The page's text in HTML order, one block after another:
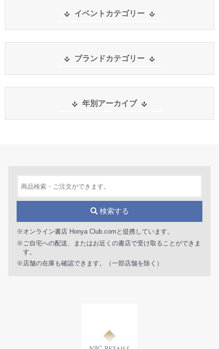
イベントカテゴリー
ブランドカテゴリー
年別アーカイブ
検索する
※オンライン書店 Honya Club.comと提携しています。
※ご自宅への配送、またはお近くの書店で受け取ることができま
す。
※店舗の在庫も確認できます。（一部店舗を除く）